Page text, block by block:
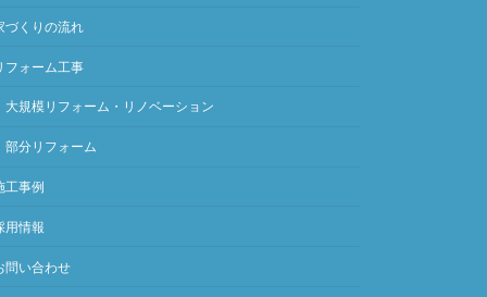
づくりの流れ
フォーム工事
大規模リフォーム・リノベーション
部分リフォーム
工事例
用情報
問い合わせ